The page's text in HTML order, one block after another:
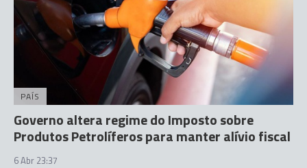
PAÍS
Governo altera regime do Imposto sobre
Produtos Petrolíferos para manter alívio fiscal
6 Abr 23:37